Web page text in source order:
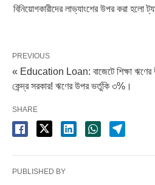
বিনিয়োগকারীদের লাভ্যাংশের উপর করা হলো
PREVIOUS
« Education Loan: বাজেটে শিক্ষা ঋণের
কেন্দ্র সরকার! ঋণের উপর ভর্তুকি ৩%।
SHARE
PUBLISHED BY